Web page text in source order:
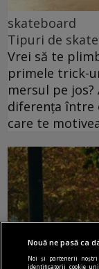
skateboard
Tipuri de
Vrei să te
primele trick-
mersul pe
diferența între
care te
Nouă ne pasă ca
Noi și partenerii
identificatorii cookie